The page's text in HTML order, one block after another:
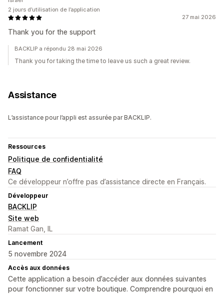
27 mai 2026
Thank you for the support
2 jours d’utilisation de l’application
BACKLIP a répondu 28 mai 2026
Thank you for taking the time to leave us such a great review.
Assistance
L’assistance pour l’appli est assurée par BACKLIP.
Ressources
Politique de confidentialité
FAQ
Ce développeur n’offre pas d’assistance directe en Français.
Développeur
BACKLIP
Site web
Ramat Gan, IL
Lancement
5 novembre 2024
Accès aux données
Cette application a besoin d’accéder aux données suivantes
pour fonctionner sur votre boutique. Comprendre pourquoi en